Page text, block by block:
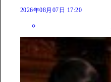
2026年08月07日 17:20